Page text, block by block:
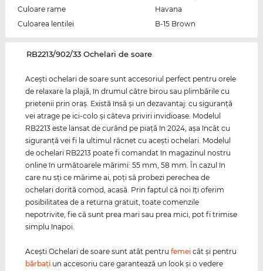
Culoare rame
Havana
Culoarea lentilei
B-15 Brown
‌RB2213/902/33 Ochelari de soare
Aceşti ochelari de soare sunt accesoriul perfect pentru orele
de relaxare la plajă, în drumul către birou sau plimbările cu
prietenii prin oraş. Există însă şi un dezavantaj: cu siguranţă
vei atrage pe ici-colo şi câteva priviri invidioase. Modelul
RB2213 este lansat de curând pe piaţă în 2024, aşa încât cu
siguranţă vei fi la ultimul răcnet cu aceşti ochelari. Modelul
de ochelari RB2213 poate fi comandat în magazinul nostru
online în următoarele mărimi: 55 mm, 58 mm. În cazul în
care nu sţi ce mărime ai, poţi să probezi perechea de
ochelari dorită comod, acasă. Prin faptul că noi îţi oferim
posibilitatea de a returna gratuit, toate comenzile
nepotrivite, fie că sunt prea mari sau prea mici, pot fi trimise
simplu înapoi.
Aceşti Ochelari de soare sunt atât pentrufemei cât şi pentru
bărbaţi un accesoriu care garantează un look şi o vedere